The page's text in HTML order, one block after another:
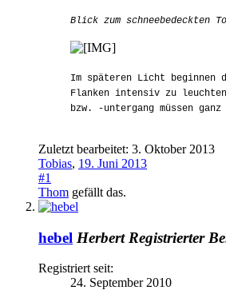
Blick zum schneebedeckten
Im späteren Licht beginnen
Flanken intensiv zu
bzw. -untergang müssen
Zuletzt bearbeitet: 3. Oktober 2013
Tobias, 19. Juni 2013
#1
Thom gefällt das.
hebel Herbert Registrierter
Registriert seit:
24. September 2010